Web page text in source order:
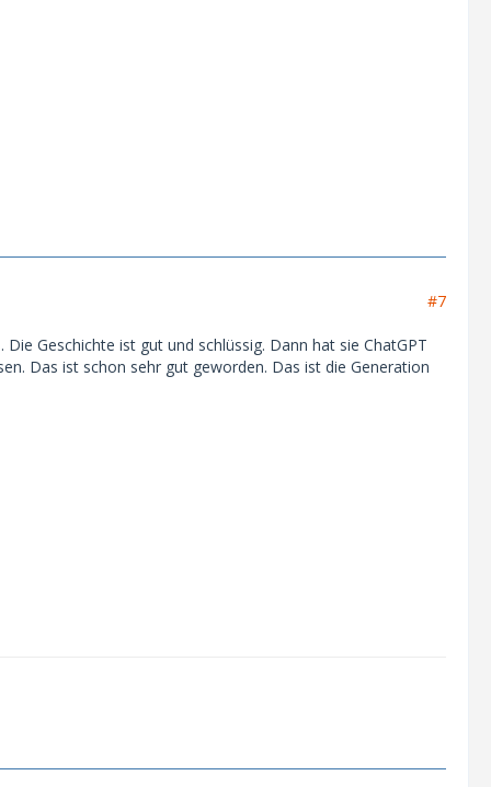
#7
Geschichte ist gut und schlüssig. Dann hat sie ChatGPT
Das ist schon sehr gut geworden. Das ist die Generation